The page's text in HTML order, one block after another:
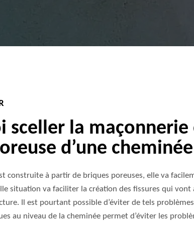
sceller la maçonnerie
d’une
construite à partir de briques poreuses, elle va
situation va faciliter la création des fissures qui vont
Il est pourtant possible d’éviter de tels
au niveau de la cheminée permet d’éviter les